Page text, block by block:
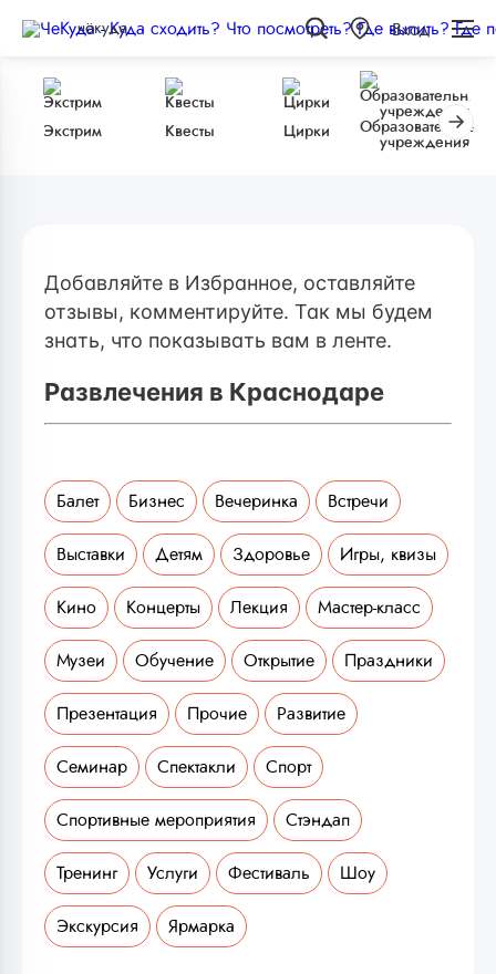
чёкуда Вход
Экстрим Квесты Цирки
Образовательные
учреждения
Добавляйте в Избранное, оставляйте
отзывы, комментируйте. Так мы будем
знать, что показывать вам в ленте.
Развлечения в Краснодаре
Балет Бизнес Вечеринка Встречи
Выставки Детям Здоровье Игры, квизы
Кино Концерты Лекция Мастер-класс
Музеи Обучение Открытие Праздники
Презентация Прочие Развитие
Семинар Спектакли Спорт
Спортивные мероприятия Стэндап
Тренинг Услуги Фестиваль Шоу
Экскурсия Ярмарка